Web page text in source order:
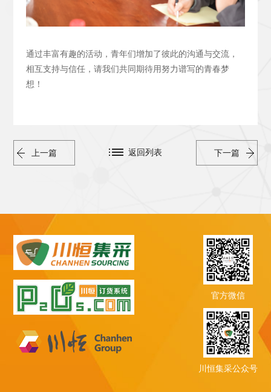
通过丰富有趣的活动，青年们增加了彼此的沟通与交流，
相互支持与信任，请我们共同期待用努力谱写的青春梦
想！
上一篇 下一篇
返回列表
官方微信
川恒集采公众号